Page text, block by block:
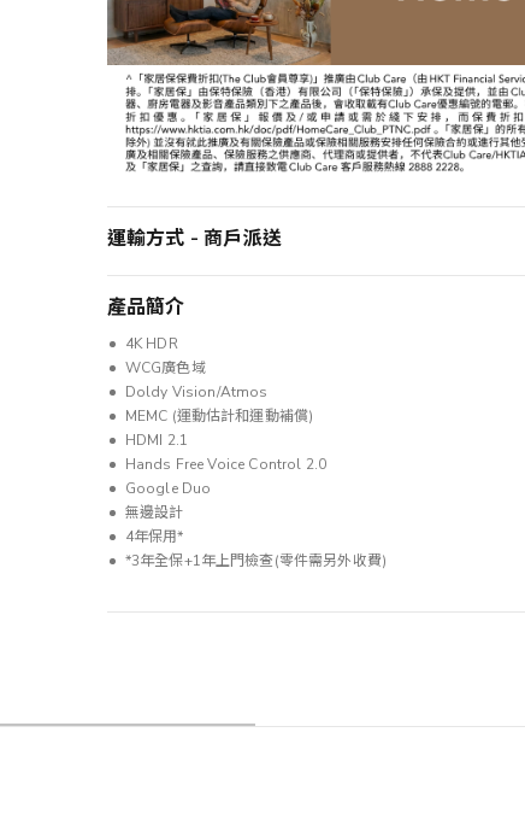
運輸方式 - 商戶派送
產品簡介
4K HDR
WCG廣色域
Doldy Vision/Atmos
MEMC (運動估計和運動補償)
HDMI 2.1
Hands Free Voice Control 2.0
Google Duo
無邊設計
4年保用*
*3年全保+1年上門檢查(零件需另外收費)